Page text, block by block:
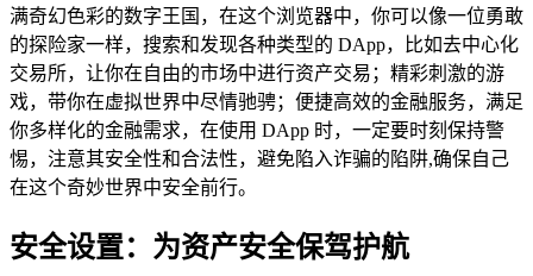
满奇幻色彩的数字王国，在这个浏览器中，你可以像一位勇敢
的探险家一样，搜索和发现各种类型的 DApp，比如去中心化
交易所，让你在自由的市场中进行资产交易；精彩刺激的游
戏，带你在虚拟世界中尽情驰骋；便捷高效的金融服务，满足
你多样化的金融需求，在使用 DApp 时，一定要时刻保持警
惕，注意其安全性和合法性，避免陷入诈骗的陷阱,确保自己
在这个奇妙世界中安全前行。
安全设置：为资产安全保驾护航